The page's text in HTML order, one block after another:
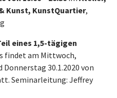
Kunst, KunstQuartier,
eines 1,5-tägigen
findet am Mittwoch,
Donnerstag 30.1.2020 von
Seminarleitung: Jeffrey